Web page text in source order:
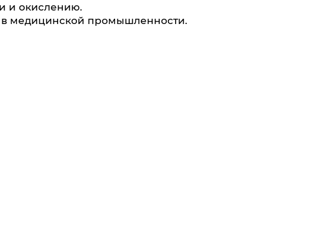
и окислению.
в медицинской промышленности.